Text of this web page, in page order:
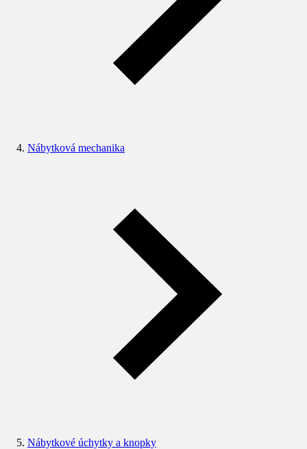
Nábytková mechanika
Nábytkové úchytky a knopky